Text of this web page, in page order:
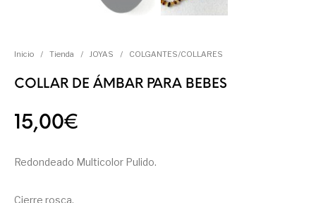
Inicio / Tienda / JOYAS / COLGANTES/COLLARES
COLLAR DE ÁMBAR PARA BEBES
15,00€
Redondeado Multicolor Pulido.
Cierre rosca.